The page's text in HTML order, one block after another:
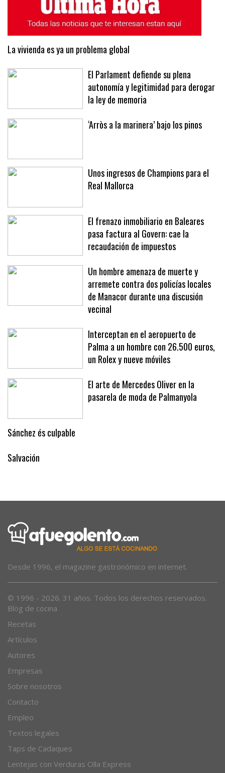
La vivienda es ya un problema global
El Parlament defiende su plena
autonomía y legitimidad para derogar
la ley de memoria
‘Arròs a la marinera’ bajo los pinos
Unos ingresos de Champions para el
Real Mallorca
El frenazo inmobiliario en Baleares
pasa factura al Govern: cae la
recaudación de impuestos
Un hombre amenaza de muerte y
arremete contra dos policías locales
de Manacor durante una discusión
vecinal
Interceptan en el aeropuerto de
Palma a un hombre con 26.500 euros,
un Rolex y nueve móviles
El arte de Mercedes Oliver en la
pasarela de moda de Palmanyola
Sánchez és culpable
Salvación
Desde 1996, el magazine gastronómico en internet.
© 1996 - 2026. 31 años. Todos los derechos reservados.
Blog de cocina
Recetas
Artículos
Autores
Empresas
Sobre nosotros
Contacto
Empleo
Textos legales
Taps de Cadaques
Lentejas con Verduras Olla Express